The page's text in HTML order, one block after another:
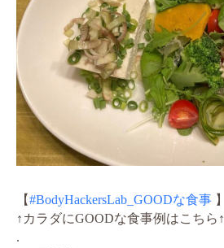
【#BodyHackersLab_GOODな食事 】
↑カラダにGOODな食事例はこちら↑
.